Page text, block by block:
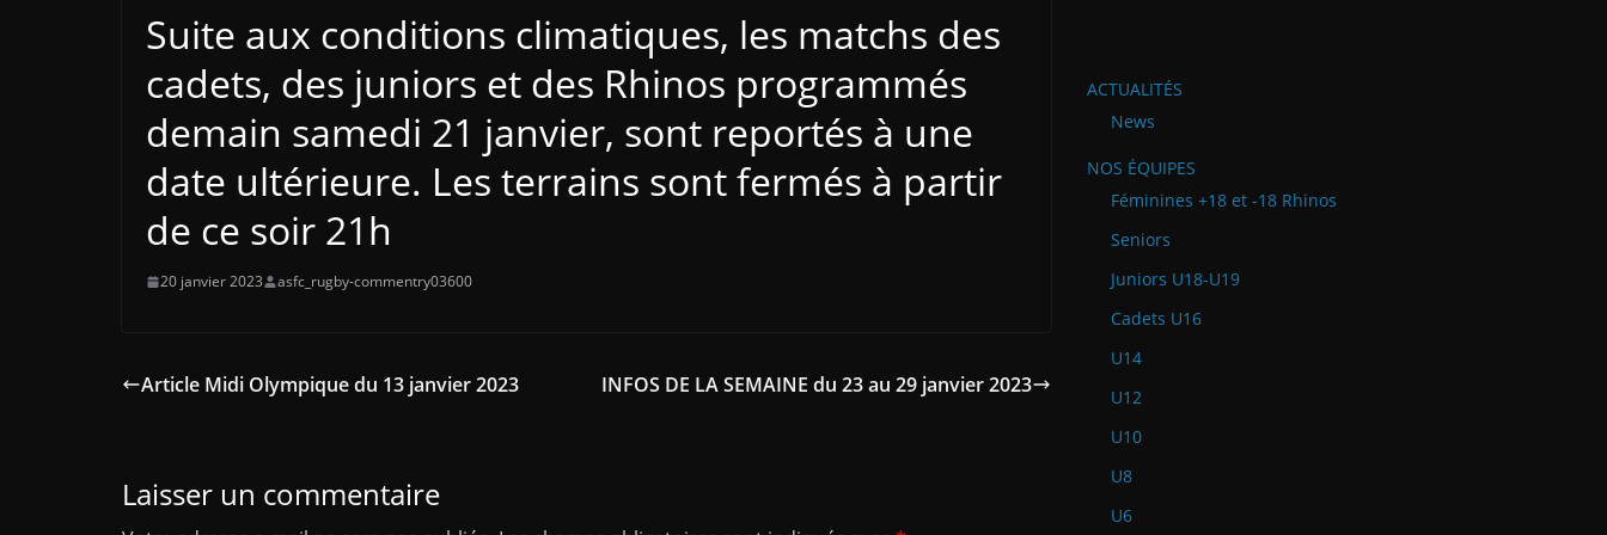
Suite aux conditions climatiques, les matchs des
cadets, des juniors et des Rhinos programmés
demain samedi 21 janvier, sont reportés à une
date ultérieure. Les terrains sont fermés à partir
de ce soir 21h
20 janvier 2023 asfc_rugby-commentry03600
Article Midi Olympique du 13 janvier 2023 INFOS DE LA SEMAINE du 23 au 29 janvier 2023
Laisser un commentaire
ACTUALITÉS
News
NOS ÉQUIPES
Féminines +18 et -18 Rhinos
Seniors
Juniors U18-U19
Cadets U16
U14
U12
U10
U8
U6